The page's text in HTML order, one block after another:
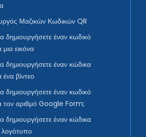
Μαζικών Κωδικών QR
δημιουργήσετε έναν κωδικό
μια εικόνα
δημιουργήσετε έναν κώδικα
ένα βίντεο
δημιουργήσετε έναν κωδικό
τον αριθμό Google Form;
δημιουργήσετε έναν κώδικα
λογότυπο